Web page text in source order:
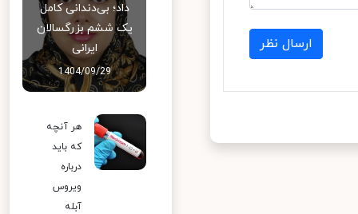
ارسال نظر
داد؛ بی‌دندانی کامل
یک ششم بزرگسالان
ایرانی
1404/09/29
هر آنچه
که باید
درباره
ویروس
آبله